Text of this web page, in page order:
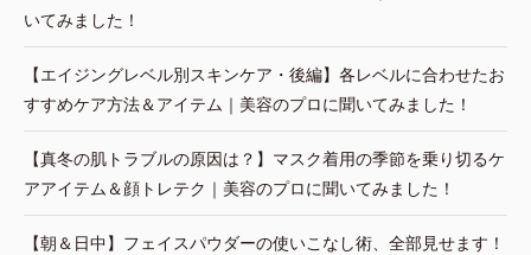
いてみました！
【エイジングレベル別スキンケア・後編】各レベルに合わせたお
すすめケア方法＆アイテム｜美容のプロに聞いてみました！
【真冬の肌トラブルの原因は？】マスク着用の季節を乗り切るケ
アアイテム＆顔トレテク｜美容のプロに聞いてみました！
【朝＆日中】フェイスパウダーの使いこなし術、全部見せます！